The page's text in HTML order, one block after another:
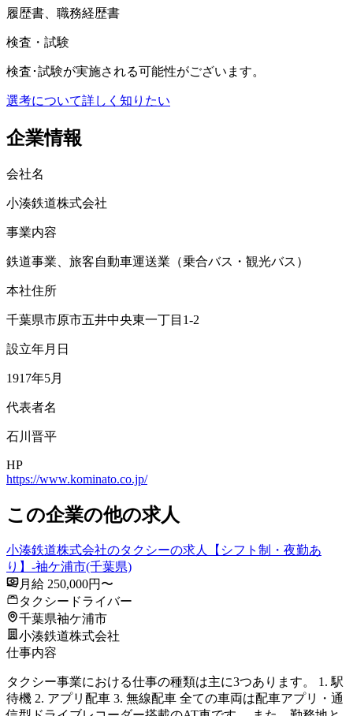
履歴書、職務経歴書
検査・試験
検査･試験が実施される可能性がございます。
選考について詳しく知りたい
企業情報
会社名
小湊鉄道株式会社
事業内容
鉄道事業、旅客自動車運送業（乗合バス・観光バス）
本社住所
千葉県市原市五井中央東一丁目1-2
設立年月日
1917年5月
代表者名
石川晋平
HP
https://www.kominato.co.jp/
この企業の他の求人
小湊鉄道株式会社のタクシーの求人【シフト制・夜勤あ
り】-袖ケ浦市(千葉県)
月給 250,000円〜
タクシードライバー
千葉県袖ケ浦市
小湊鉄道株式会社
仕事内容
タクシー事業における仕事の種類は主に3つあります。 1. 駅
待機 2. アプリ配車 3. 無線配車 全ての車両は配車アプリ・通